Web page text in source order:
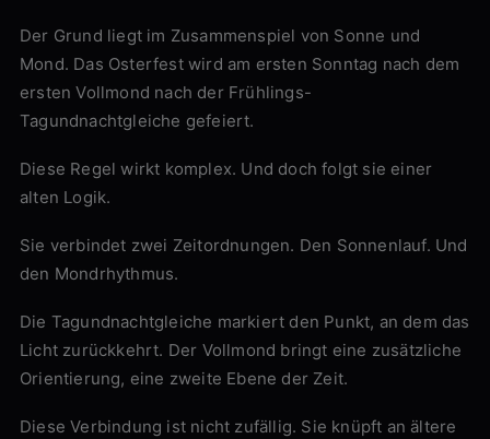
Der Grund liegt im Zusammenspiel von Sonne und
Mond. Das Osterfest wird am ersten Sonntag nach dem
ersten Vollmond nach der Frühlings-
Tagundnachtgleiche gefeiert.
Diese Regel wirkt komplex. Und doch folgt sie einer
alten Logik.
Sie verbindet zwei Zeitordnungen. Den Sonnenlauf. Und
den Mondrhythmus.
Die Tagundnachtgleiche markiert den Punkt, an dem das
Licht zurückkehrt. Der Vollmond bringt eine zusätzliche
Orientierung, eine zweite Ebene der Zeit.
Diese Verbindung ist nicht zufällig. Sie knüpft an ältere